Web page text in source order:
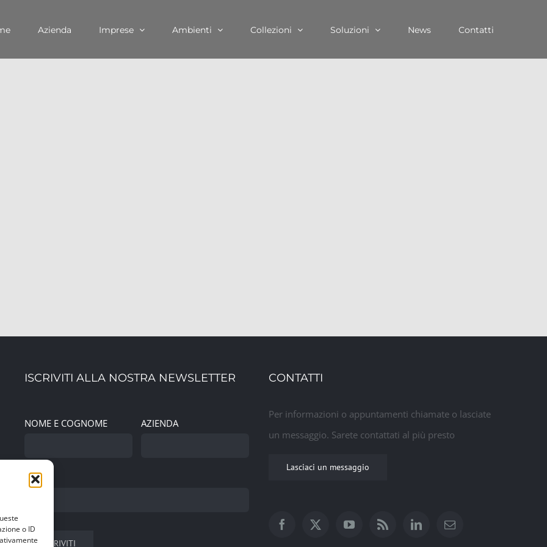
o ID
Azienda Imprese Ambienti Collezioni Soluzioni News Contatti
ISCRIVITI ALLA NOSTRA NEWSLETTER
NOME E COGNOME AZIENDA
EMAIL
CONTATTI
Per informazioni o appuntamenti chiamate o lasciate
un messaggio. Sarete contattati al più presto
Lasciaci un messaggio